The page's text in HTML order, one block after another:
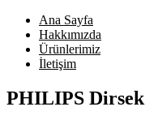
Ana Sayfa
Hakkımızda
Ürünlerimiz
İletişim
PHILIPS Dirsek